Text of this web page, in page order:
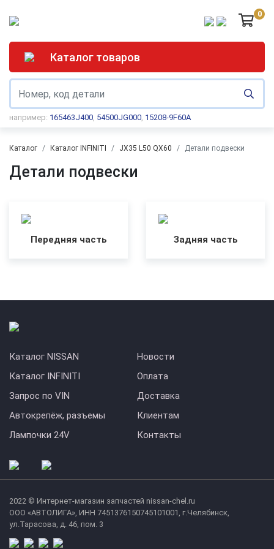
0
Каталог товаров
например: 165463J400, 54500JG000, 15208-9F60A
Каталог Каталог INFINITI JX35 L50 QX60 Детали подвески
Детали подвески
Передняя часть Задняя часть
Каталог NISSAN
Каталог INFINITI
Запрос по VIN
Автокрепёж, разъемы
Лампочки 24V
Новости
Оплата
Доставка
Клиентам
Контакты
2022 © Интернет-магазин запчастей nissan-chel.ru
ООО «АВТОЛИГА», ИНН 7451376150745101001, г.Челябинск,
ул.Тарасова, д. 46, пом. 3